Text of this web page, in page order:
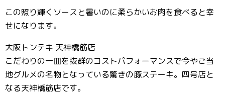
この照り輝くソースと暑いのに柔らかいお肉を食べると幸
せになります。
大阪トンテキ 天神橋筋店
こだわりの一皿を抜群のコストパフォーマンスで今やご当
地グルメの名物となっている驚きの豚ステーキ。四号店と
なる天神橋筋店です。